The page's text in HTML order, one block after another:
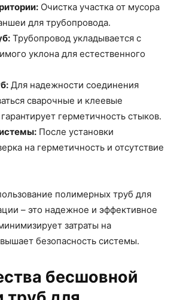
Очистка участка от мусора
для трубопровода.
Трубопровод укладывается с
уклона для естественного
Для надежности соединения
сварочные и клеевые
герметичность стыков.
После установки
на герметичность и отсутствие
полимерных труб для
– это надежное и эффективное
затраты на
безопасность системы.
бесшовной